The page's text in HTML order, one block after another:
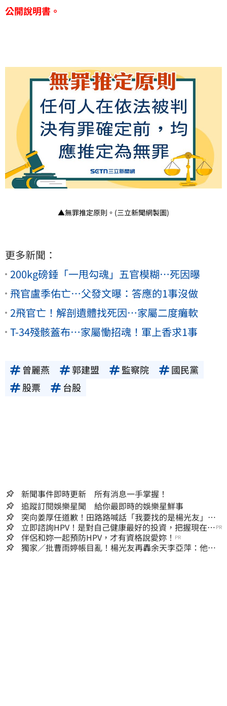
公開說明書。
▲無罪推定原則。(三立新聞網製圖)
更多新聞：
200kg磅錘「一甩勾魂」五官模糊…死因曝
飛官盧季佑亡…父發文曝：答應的1事沒做
2飛官亡！解剖遺體找死因…家屬二度癱軟
T-34殘骸蓋布…家屬慟招魂！軍上香求1事
曾麗燕 郭建盟 監察院
國民黨
股票
台股
新聞事件即時更新 所有消息一手掌握！
追蹤訂閱娛樂星聞 給你最即時的娛樂星鮮事
突向姜厚任道歉！田路路喊話「我要找的是楊光友」：
當時太衝動
立即諮詢HPV！是對自己健康最好的投資，把握現在不
嫌晚！
PR
伴侶和妳一起預防HPV，才有資格說愛妳！ PR
獨家／批曹雨婷帳目亂！楊光友再轟余天李亞萍：他們